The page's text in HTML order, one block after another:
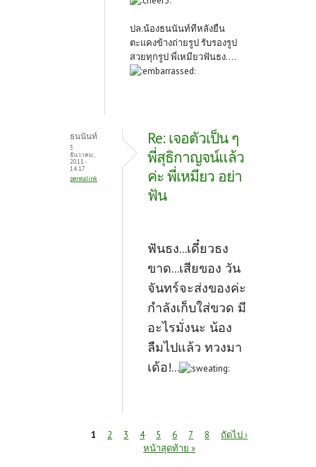
ปล.น้องธนนันท์ทีหลังยืน
ตะแคงข้างถ่ายรูป รับรองรูป
สวยทุกรูป พี่เหมียวฟันธง....
ธนนันท์
3
ธันวาคม,
2011 -
14:17
permalink
Re: เจอตัวเป็น ๆ
พี่สุธิกาญจน์แล้ว
ค่ะ พี่เหมียว อย่า
ฟัน
ฟันธง...เดี๋ยวธง
ขาด...เสียของ วัน
จันทร์จะส่งของค่ะ
กำลังเก็บใส่ขวด มี
อะไรมั่งนะ น้อง
ลืมไปแล้ว ทวงมา
เด้อ!...
1 2 3 4 5 6 7 8
ถัดไป ›
หน้าสุดท้าย »